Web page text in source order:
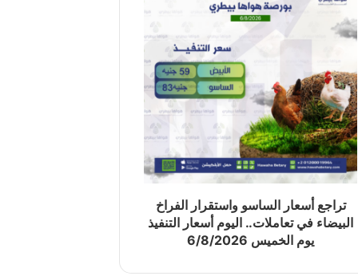
تراجع أسعار الساسو واستقرار الفراخ
البيضاء في تعاملات.. اليوم أسعار التنفيذ
يوم الخميس 6/8/2026